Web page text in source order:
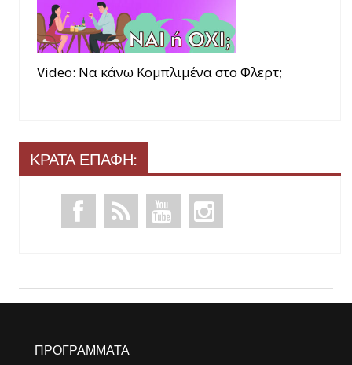
Video: Να κάνω Κομπλιμένα στο Φλερτ;
ΚΡΑΤΑ ΕΠΑΦΗ:
ΠΡΟΓΡΑΜΜΑΤΑ